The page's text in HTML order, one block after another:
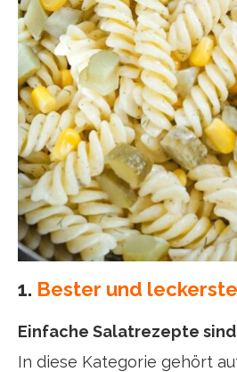
1. Bester und
Einfache Salatrezepte
In diese Kategorie gehört